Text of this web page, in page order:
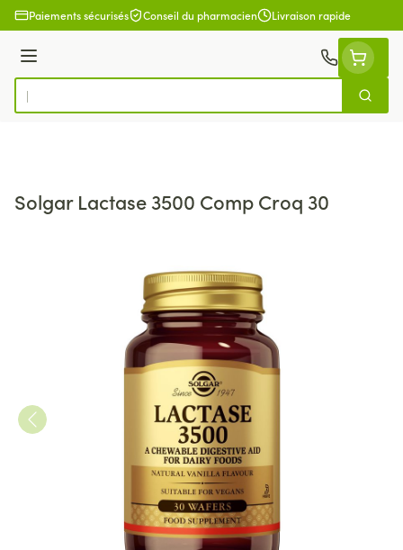
Aller au contenu
Paiements sécurisés Conseil du pharmacien Livraison rapide
Menu
Rechercher
Solgar Lactase 3500 Comp Croq 30